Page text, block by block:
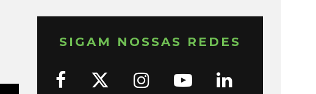
SIGAM NOSSAS REDES